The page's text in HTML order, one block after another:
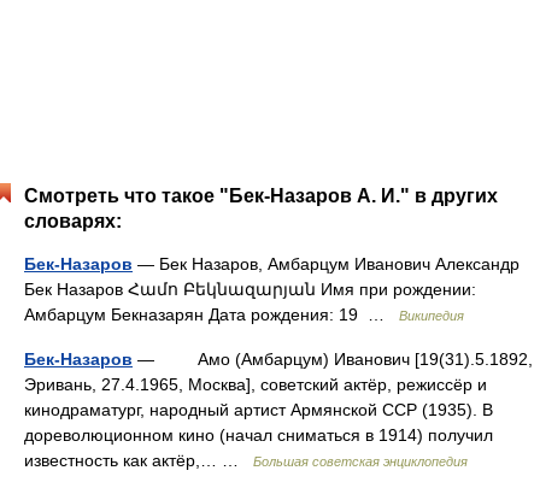
Смотреть что такое "Бек-Назаров А. И." в других
словарях:
Бек-Назаров — Бек Назаров, Амбарцум Иванович Александр
Бек Назаров Համո Բեկնազարյան Имя при рождении:
Амбарцум Бекназарян Дата рождения: 19 …
Википедия
Бек-Назаров — Амо (Амбарцум) Иванович [19(31).5.1892,
Эривань, 27.4.1965, Москва], советский актёр, режиссёр и
кинодраматург, народный артист Армянской ССР (1935). В
дореволюционном кино (начал сниматься в 1914) получил
известность как актёр,… …
Большая советская энциклопедия